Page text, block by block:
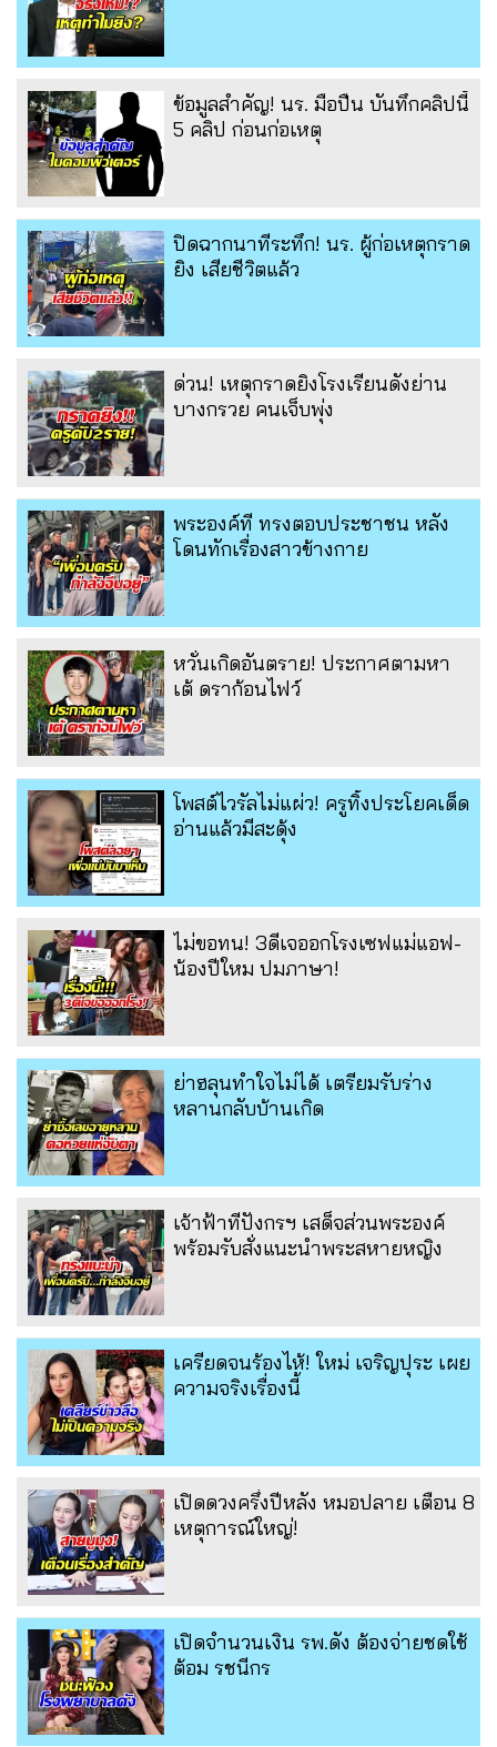
ข้อมูลสำคัญ! นร. มือปืน บันทึกคลิปนี้
5 คลิป ก่อนก่อเหตุ
ปิดฉากนาทีระทึก! นร. ผู้ก่อเหตุกราด
ยิง เสียชีวิตแล้ว
ด่วน! เหตุกราดยิงโรงเรียนดังย่าน
บางกรวย คนเจ็บพุ่ง
พระองค์ที ทรงตอบประชาชน หลัง
โดนทักเรื่องสาวข้างกาย
หวั่นเกิดอันตราย! ประกาศตามหา
เต้ ดราก้อนไฟว์
โพสต์ไวรัลไม่แผ่ว! ครูทิ้งประโยคเด็ด
อ่านแล้วมีสะดุ้ง
ไม่ขอทน! 3ดีเจออกโรงเซฟแม่แอฟ-
น้องปีใหม ปมภาษา!
ย่าฮลุนทำใจไม่ได้ เตรียมรับร่าง
หลานกลับบ้านเกิด
เจ้าฟ้าทีปังกรฯ เสด็จส่วนพระองค์
พร้อมรับสั่งแนะนำพระสหายหญิง
เครียดจนร้องไห้! ใหม่ เจริญปุระ เผย
ความจริงเรื่องนี้
เปิดดวงครึ่งปีหลัง หมอปลาย เตือน 8
เหตุการณ์ใหญ่!
เปิดจำนวนเงิน รพ.ดัง ต้องจ่ายชดใช้
ต้อม รชนีกร